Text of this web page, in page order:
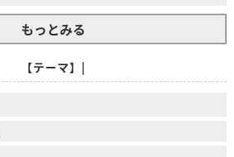
もっとみる
【テーマ】|